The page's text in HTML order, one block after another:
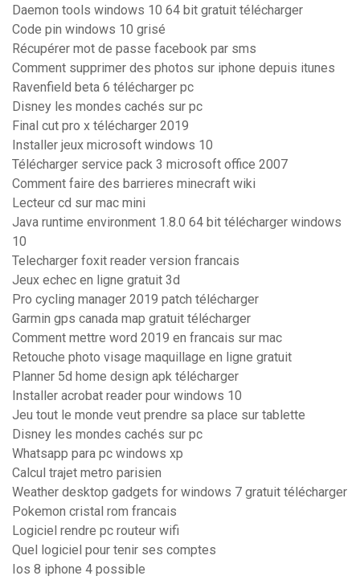
Daemon tools windows 10 64 bit gratuit télécharger
Code pin windows 10 grisé
Récupérer mot de passe facebook par sms
Comment supprimer des photos sur iphone depuis itunes
Ravenfield beta 6 télécharger pc
Disney les mondes cachés sur pc
Final cut pro x télécharger 2019
Installer jeux microsoft windows 10
Télécharger service pack 3 microsoft office 2007
Comment faire des barrieres minecraft wiki
Lecteur cd sur mac mini
Java runtime environment 1.8.0 64 bit télécharger windows
10
Telecharger foxit reader version francais
Jeux echec en ligne gratuit 3d
Pro cycling manager 2019 patch télécharger
Garmin gps canada map gratuit télécharger
Comment mettre word 2019 en francais sur mac
Retouche photo visage maquillage en ligne gratuit
Planner 5d home design apk télécharger
Installer acrobat reader pour windows 10
Jeu tout le monde veut prendre sa place sur tablette
Disney les mondes cachés sur pc
Whatsapp para pc windows xp
Calcul trajet metro parisien
Weather desktop gadgets for windows 7 gratuit télécharger
Pokemon cristal rom francais
Logiciel rendre pc routeur wifi
Quel logiciel pour tenir ses comptes
Ios 8 iphone 4 possible